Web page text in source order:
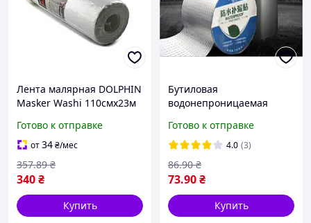
Лента малярная DOLPHIN
Masker Washi 110смх23м
электростатической
покраски
Готово к отправке
от34₴/мес
340₴
357.89 ₴
Купить
Бутиловая
водонепроницаемая
фольгой на
самоклеющейся основе, 5
см*4,8 м (1 мм), Кладовка
Готово к отправке
4.0 (3)
73.90₴
86.90 ₴
Купить